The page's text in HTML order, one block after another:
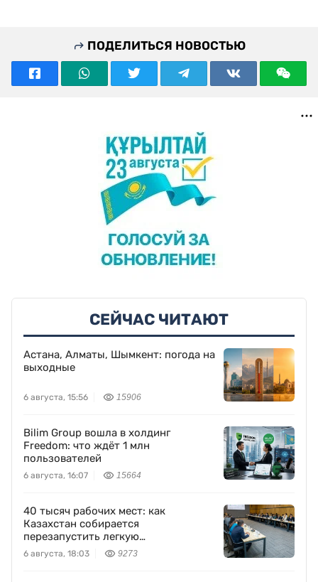
ПОДЕЛИТЬСЯ НОВОСТЬЮ
СЕЙЧАС ЧИТАЮТ
Астана, Алматы, Шымкент: погода на
выходные
6 августа, 15:56 15906
Bilim Group вошла в холдинг
Freedom: что ждёт 1 млн
пользователей
6 августа, 16:07 15664
40 тысяч рабочих мест: как
Казахстан собирается
перезапустить легкую
промышленность
6 августа, 18:03 9273